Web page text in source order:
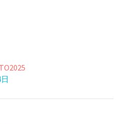
い口臭
は１１
いおき